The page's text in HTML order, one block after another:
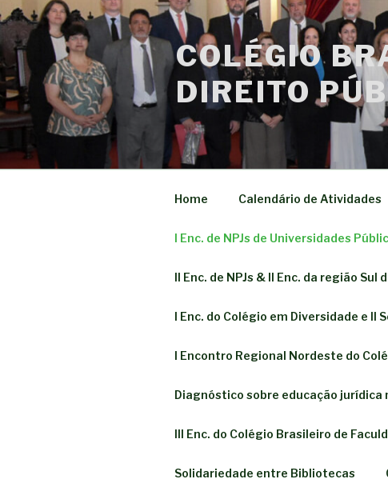
COLÉGIO
DIREITO
Home Calendário de Atividades
I Enc. de NPJs de Universidades
II Enc. de NPJs & II Enc. da região
I Enc. do Colégio em Diversidade e II
I Encontro Regional Nordeste do
Diagnóstico sobre educação jurídica
III Enc. do Colégio Brasileiro de
Solidariedade entre Bibliotecas